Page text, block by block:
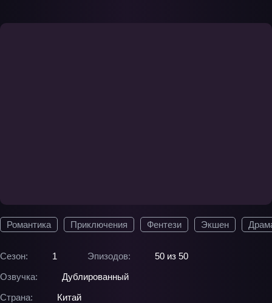
Романтика Приключения Фентези Экшен
Сезон: 1 Эпизодов:
50 из 50
Озвучка:
Дублированный
Страна:
Китай